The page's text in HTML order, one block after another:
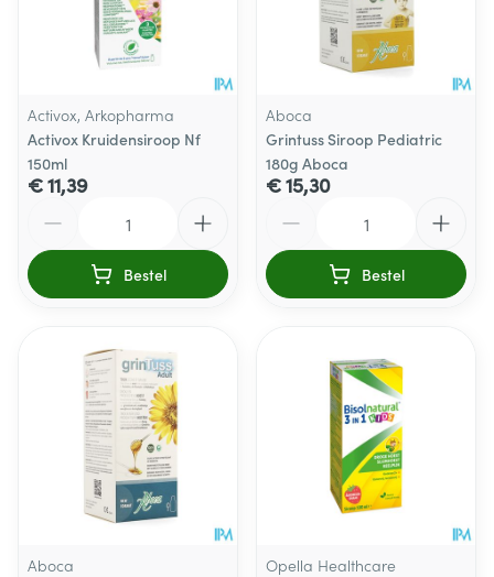
Activox, Arkopharma
Activox Kruidensiroop Nf
150ml
€ 11,39
Bestel
Aboca
Grintuss Siroop Pediatric
180g Aboca
€ 15,30
Bestel
Aboca
Opella Healthcare